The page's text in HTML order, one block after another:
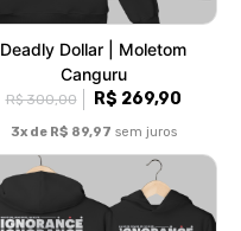
Deadly Dollar | Moletom
Canguru
R$ 300,00 R$ 269,90
3x de R$ 89,97 sem juros